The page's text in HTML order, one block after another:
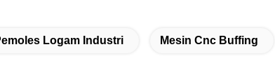
Logam Industri Mesin Cnc Buffing